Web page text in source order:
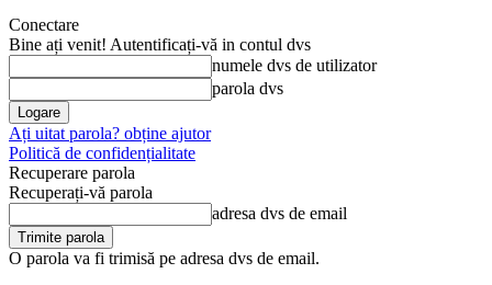
Conectare
Bine ați venit! Autentificați-vă in contul dvs
numele dvs de utilizator
parola dvs
Ați uitat parola? obține ajutor
Politică de confidențialitate
Recuperare parola
Recuperați-vă parola
adresa dvs de email
O parola va fi trimisă pe adresa dvs de email.